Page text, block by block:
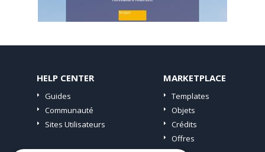
HELP CENTER
Guides
Communauté
Sites Utilisateurs
MARKETPLACE
Templates
Objets
Crédits
Offres